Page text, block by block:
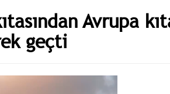
Avrupa
geçti